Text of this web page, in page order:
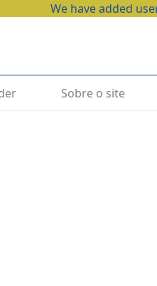
We have added
Sobre o site